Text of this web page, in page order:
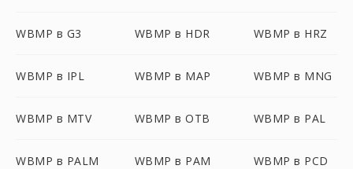
WBMP в G3 WBMP в HDR WBMP в HRZ
WBMP в IPL WBMP в MAP WBMP в MNG
WBMP в MTV WBMP в OTB WBMP в PAL
WBMP в PALM WBMP в PAM WBMP в PCD